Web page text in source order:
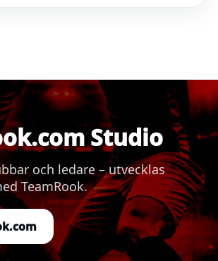
Studio
och ledare – utvecklas
TeamRook.